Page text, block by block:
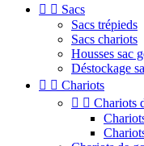
  Sacs
Sacs trépieds
Sacs chariots
Housses sac
Déstockage
  Chariots
  Chariots